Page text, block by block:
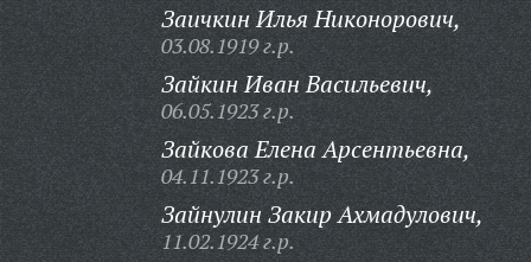
Заичкин Илья Никонорович,
03.08.1919 г.р.
Зайкин Иван Васильевич,
06.05.1923 г.р.
Зайкова Елена Арсентьевна,
04.11.1923 г.р.
Зайнулин Закир Ахмадулович,
11.02.1924 г.р.